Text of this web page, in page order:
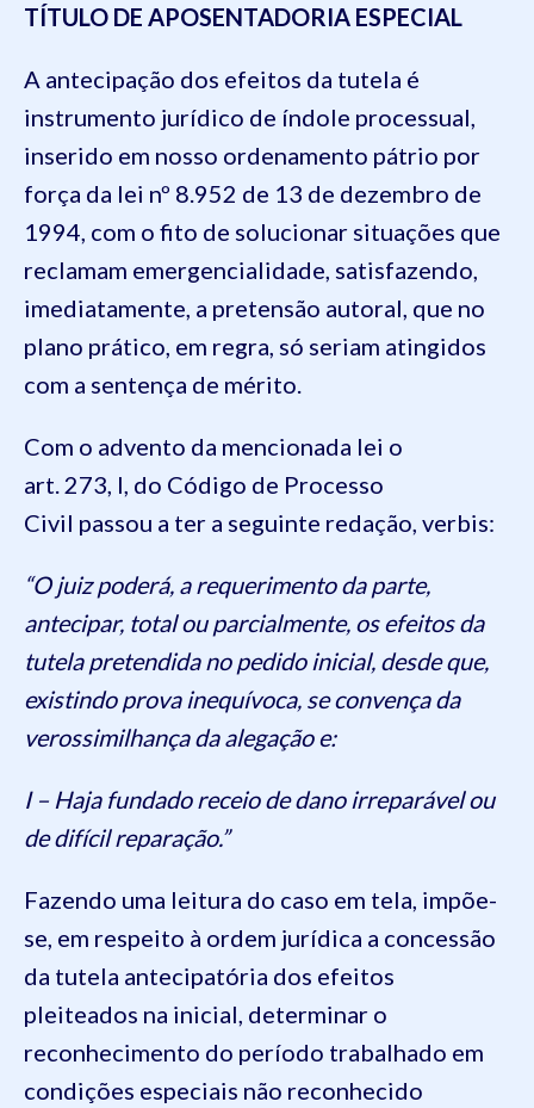
TÍTULO DE APOSENTADORIA ESPECIAL
A antecipação dos efeitos da tutela é
instrumento jurídico de índole processual,
inserido em nosso ordenamento pátrio por
força da lei nº 8.952 de 13 de dezembro de
1994, com o fito de solucionar situações que
reclamam emergencialidade, satisfazendo,
imediatamente, a pretensão autoral, que no
plano prático, em regra, só seriam atingidos
com a sentença de mérito.
Com o advento da mencionada lei o
art. 273, I, do Código de Processo
Civil passou a ter a seguinte redação, verbis:
“O juiz poderá, a requerimento da parte,
antecipar, total ou parcialmente, os efeitos da
tutela pretendida no pedido inicial, desde que,
existindo prova inequívoca, se convença da
verossimilhança da alegação e:
I – Haja fundado receio de dano irreparável ou
de difícil reparação.”
Fazendo uma leitura do caso em tela, impõe-
se, em respeito à ordem jurídica a concessão
da tutela antecipatória dos efeitos
pleiteados na inicial, determinar o
reconhecimento do período trabalhado em
condições especiais não reconhecido